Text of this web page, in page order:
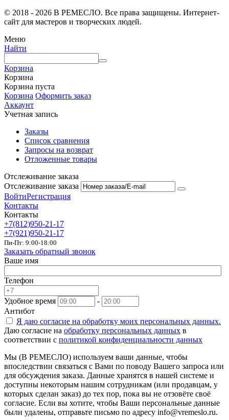
© 2018 - 2026 В РЕМЕСЛО. Все права защищены. Интернет-
сайт для мастеров и творческих людей.
Меню
Найти
Корзина
Корзина
Корзина пуста
Корзина Оформить заказ
Аккаунт
Учетная запись
Заказы
Список сравнения
Запросы на возврат
Отложенные товары
Отслеживание заказа
Отслеживание заказа
ВойтиРегистрация
Контакты
Контакты
+7(812)950-21-17
+7(921)950-21-17
Пн-Пт: 9:00-18:00
Заказать обратный звонок
Ваше имя
Телефон
Удобное время
-
Антибот
Я даю согласие на обработку моих персональных данных.
Даю согласие на обработку персональных данных в
соответствии с политикой конфиденциальности данных
Мы (В РЕМЕСЛО) используем ваши данные, чтобы
впоследствии связаться с Вами по поводу Вашего запроса или
для обсуждения заказа. Данные хранятся в нашей системе и
доступны некоторым нашим сотрудникам (или продавцам, у
которых сделан заказ) до тех пор, пока вы не отзовёте своё
согласие. Если вы хотите, чтобы Ваши персональные данные
были удалены, отправьте письмо по адресу info@vremeslo.ru.